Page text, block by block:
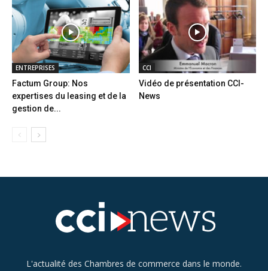
ENTREPRISES
Factum Group: Nos
expertises du leasing et de la
gestion de...
CCI
Vidéo de présentation CCI-
News
L'actualité des Chambres de commerce dans le monde.